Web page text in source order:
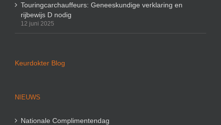
Touringcarchauffeurs: Geneeskundige verklaring en
rijbewijs D nodig
12 juni 2025
Keurdokter Blog
NIEUWS
Nationale Complimentendag